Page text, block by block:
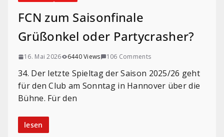
FCN zum Saisonfinale
Grüßonkel oder Partycrasher?
16. Mai 2026 6440 Views 106 Comments
34. Der letzte Spieltag der Saison 2025/26 geht
für den Club am Sonntag in Hannover über die
Bühne. Für den
lesen